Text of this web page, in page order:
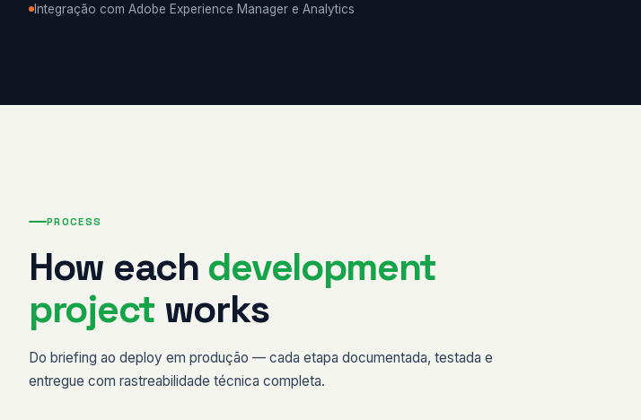
Integração com Adobe Experience Manager e Analytics
PROCESS
How each development
project works
Do briefing ao deploy em produção — cada etapa documentada, testada e
entregue com rastreabilidade técnica completa.